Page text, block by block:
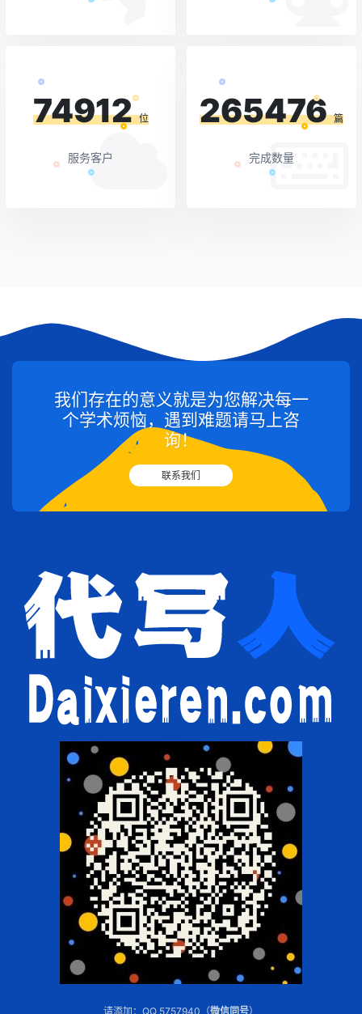
74912 位
服务客户
265476 篇
完成数量
我们存在的意义就是为您解决每一
个学术烦恼，遇到难题请马上咨
询！
联系我们
请添加：QQ 5757940（微信同号）